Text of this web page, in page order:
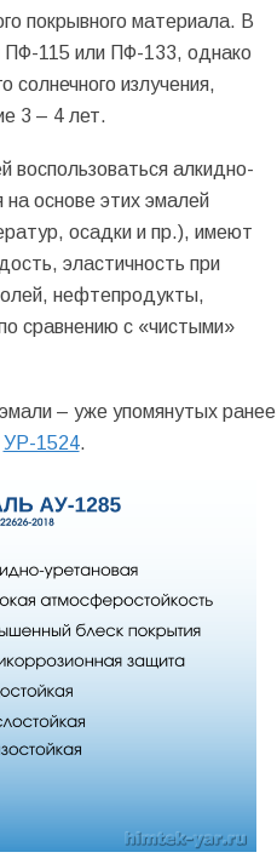
покрывного материала. В
ПФ-115 или ПФ-133, однако
излучения,
3 – 4 лет.
воспользоваться алкидно-
на основе этих эмалей
осадки и пр.), имеют
эластичность при
нефтепродукты,
сравнению с «чистыми»
– уже упомянутых ранее
УР-1524.